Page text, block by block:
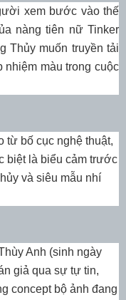
xem bước vào thế
nàng tiên nữ Tinker
Thủy muốn truyền tải
màu trong cuộc
từ bố cục nghệ thuật,
biệt là biểu cảm trước
và siêu mẫu nhí
Anh (sinh ngày
giả qua sự tự tin,
concept bộ ảnh đang